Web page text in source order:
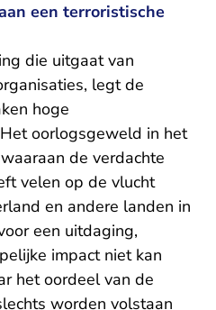
een terroristische
die uitgaat van
legt de
hoge
oorlogsgeweld in het
de verdachte
velen op de vlucht
en andere landen in
een uitdaging,
impact niet kan
het oordeel van de
worden volstaan